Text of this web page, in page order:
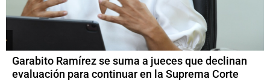
Garabito Ramírez se suma a jueces que declinan
evaluación para continuar en la Suprema Corte